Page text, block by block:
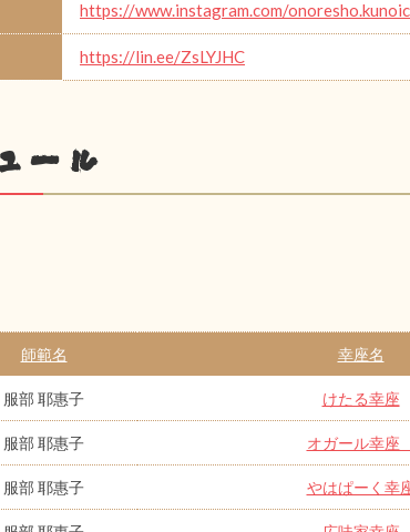
https://www.instagram.com/
https://lin.ee/ZsLYJHC
ール
師範名 幸座名
服部 耶惠子 けたる幸座
服部 耶惠子 オガール幸座
服部 耶惠子 やはぱーく幸